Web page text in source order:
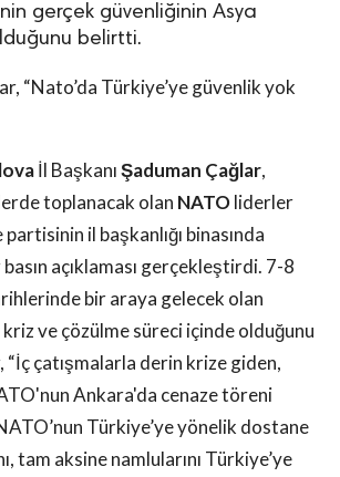
gerçek güvenliğinin Asya
belirtti.
İl BaşkanıŞaduman Çağlar,
toplanacak olan NATOliderler
il başkanlığı binasında
açıklaması gerçekleştirdi. 7-8
bir araya gelecek olan
ve çözülme süreci içinde olduğunu
“İç çatışmalarla derin krize giden,
Ankara'da cenaze töreni
Türkiye’ye yönelik dostane
tam aksine namlularını Türkiye’ye